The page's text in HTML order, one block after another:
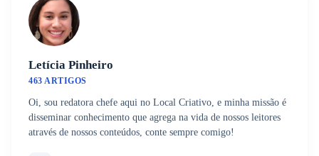
Letícia Pinheiro
463 ARTIGOS
Oi, sou redatora chefe aqui no Local Criativo, e minha missão é
disseminar conhecimento que agrega na vida de nossos leitores
através de nossos conteúdos, conte sempre comigo!